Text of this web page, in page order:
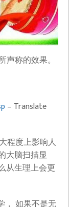
称的效果。
– Translate
程度上影响人
大脑扫描显
从生理上会更
， 如果不是无